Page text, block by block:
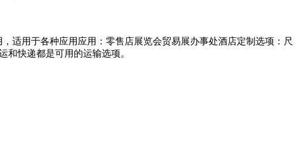
适用于各种应用应用：零售店展览会贸易展办事处酒店定制选项：尺
和快递都是可用的运输选项。